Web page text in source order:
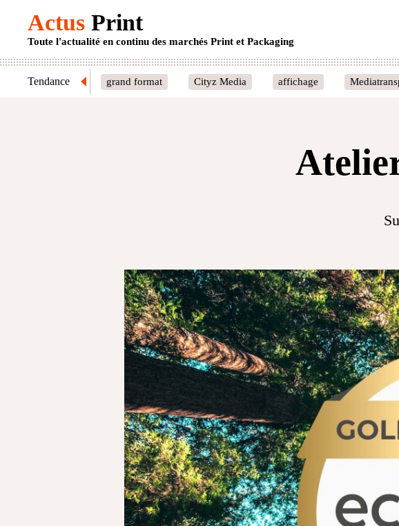
Actus Print
Toute l'actualité en continu des marchés Print et Packaging
Tendance grand format Cityz Media affichage